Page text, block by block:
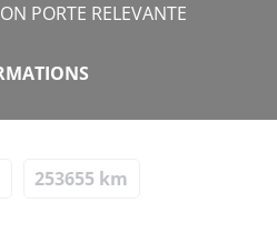
PORTE RELEVANTE
253655 km